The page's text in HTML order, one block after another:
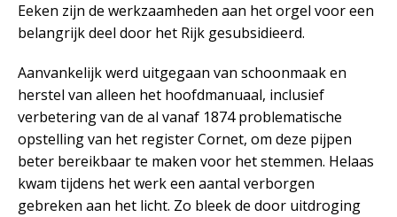
Eeken zijn de werkzaamheden aan het orgel voor een
belangrijk deel door het Rijk gesubsidieerd.
Aanvankelijk werd uitgegaan van schoonmaak en
herstel van alleen het hoofdmanuaal, inclusief
verbetering van de al vanaf 1874 problematische
opstelling van het register Cornet, om deze pijpen
beter bereikbaar te maken voor het stemmen. Helaas
kwam tijdens het werk een aantal verborgen
gebreken aan het licht. Zo bleek de door uitdroging